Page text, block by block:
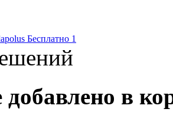
Бесплатно 1
в